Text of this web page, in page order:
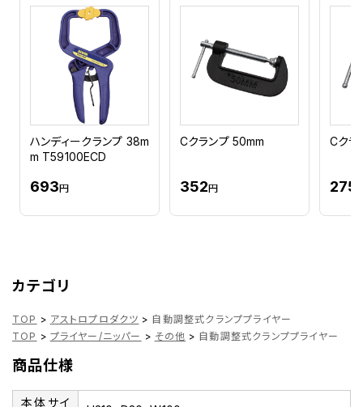
ハンディークランプ 38m
m T59100ECD
693円
Cクランプ 50mm
352円
Cクラ
275
カテゴリ
TOP > アストロプロダクツ > 自動調整式クランププライヤー
TOP > プライヤー/ニッパー > その他 > 自動調整式クランププライヤー
商品仕様
本体サイ